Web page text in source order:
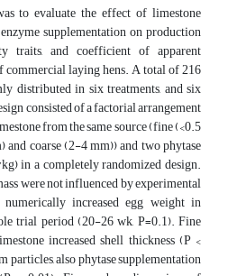
to evaluate the effect of limestone
supplementation on production
traits, and coefficient of apparent
laying hens. A total of 216
distributed in six treatments, and six
consisted of a factorial arrangement
from the same source (fine (<0.5
coarse (2-4 mm)) and two phytase
in a completely randomized design.
were not influenced by experimental
increased egg weight in
trial period (20-26 wk, P=0.1). Fine
increased shell thickness (P <
particles, also phytase supplementation